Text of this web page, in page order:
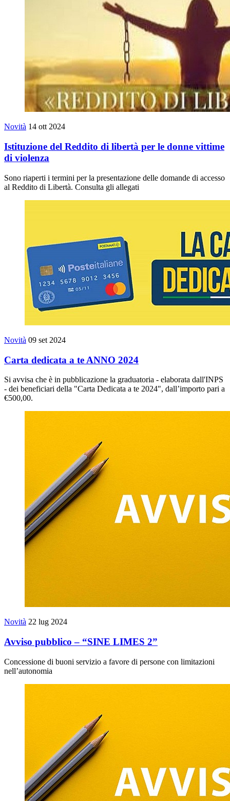
Novità 14 ott 2024
Istituzione del Reddito di libertà per le donne vittime
di violenza
Sono riaperti i termini per la presentazione delle domande di accesso
al Reddito di Libertà. Consulta gli allegati
Novità 09 set 2024
Carta dedicata a te ANNO 2024
Si avvisa che è in pubblicazione la graduatoria - elaborata dall'INPS
- dei beneficiari della "Carta Dedicata a te 2024", dall’importo pari a
€500,00.
Novità 22 lug 2024
Avviso pubblico – “SINE LIMES 2”
Concessione di buoni servizio a favore di persone con limitazioni
nell’autonomia